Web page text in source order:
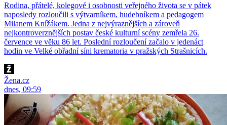
Rodina, přátelé, kolegové i osobnosti veřejného života se v pátek
naposledy rozloučili s výtvarníkem, hudebníkem a pedagogem
Milanem Knížákem. Jedna z nejvýraznějších a zároveň
nejkontroverznějších postav české kulturní scény zemřela 26.
července ve věku 86 let. Poslední rozloučení začalo v jedenáct
hodin ve Velké obřadní síni krematoria v pražských Strašnicích.
Žena.cz
dnes, 09:59